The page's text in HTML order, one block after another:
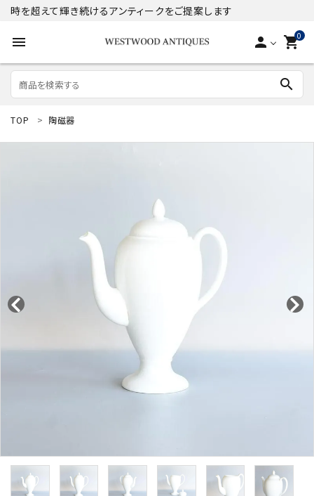
時を超えて輝き続けるアンティークをご提案します
menu person 0
shopping_cart
search
person 新規会員登録
コンテンツ
お問い合わせ
TOP 陶磁器